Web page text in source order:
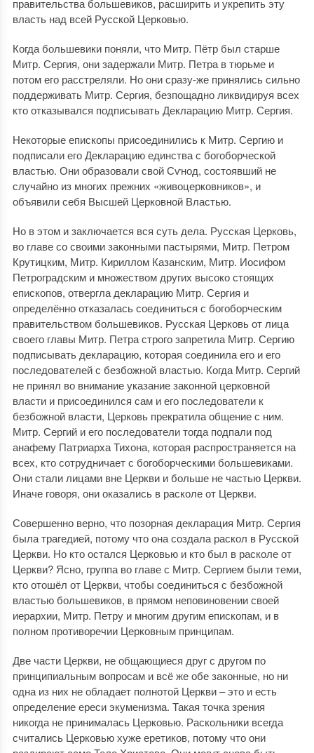
правительства большевиков, расширить и укрепить эту
власть над всей Русской Церковью.
Когда большевики поняли, что Митр. Пётр был старше
Митр. Сергия, они задержали Митр. Петра в тюрьме и
потом его расстреляли. Но они сразу-же принялись сильно
поддерживать Митр. Сергия, безпощадно ликвидируя всех
кто отказывался подписывать Декларацию Митр. Сергия.
Некоторые епископы присоединились к Митр. Сергию и
подписали его Декларацию единства с богоборческой
властью. Они образовали свой Сѵнод, состоявший не
случайно из многих прежних «живоцерковников», и
объявили себя Высшей Церковной Властью.
Но в этом и заключается вся суть дела. Русская Церковь,
во главе со своими законными пастырями, Митр. Петром
Крутицким, Митр. Кириллом Казанским, Митр. Иосифом
Петроградским и множеством других высоко стоящих
епископов, отвергла декларацию Митр. Сергия и
определённо отказалась соединиться с богоборческим
правительством большевиков. Русская Церковь от лица
своего главы Митр. Петра строго запретила Митр. Сергию
подписывать декларацию, которая соединила его и его
последователей с безбожной властью. Когда Митр. Сергий
не принял во внимание указание законной церковной
власти и присоединился сам и его последователи к
безбожной власти, Церковь прекратила общение с ним.
Митр. Сергий и его последователи тогда подпали под
анафему Патриарха Тихона, которая распространяется на
всех, кто сотрудничает с богоборческими большевиками.
Они стали лицами вне Церкви и больше не частью Церкви.
Иначе говоря, они оказались в расколе от Церкви.
Совершенно верно, что позорная декларация Митр. Сергия
была трагедией, потому что она создала раскол в Русской
Церкви. Но кто остался Церковью и кто был в расколе от
Церкви? Ясно, группа во главе с Митр. Сергием были теми,
кто отошёл от Церкви, чтобы соединиться с безбожной
властью большевиков, в прямом неповиновении своей
иерархии, Митр. Петру и многим другим епископам, и в
полном противоречии Церковным принципам.
Две части Церкви, не общающиеся друг с другом по
принципиальным вопросам и всё же обе законные, но ни
одна из них не обладает полнотой Церкви – это и есть
определение ереси экуменизма. Такая точка зрения
никогда не принималась Церковью. Раскольники всегда
считались Церковью хуже еретиков, потому что они